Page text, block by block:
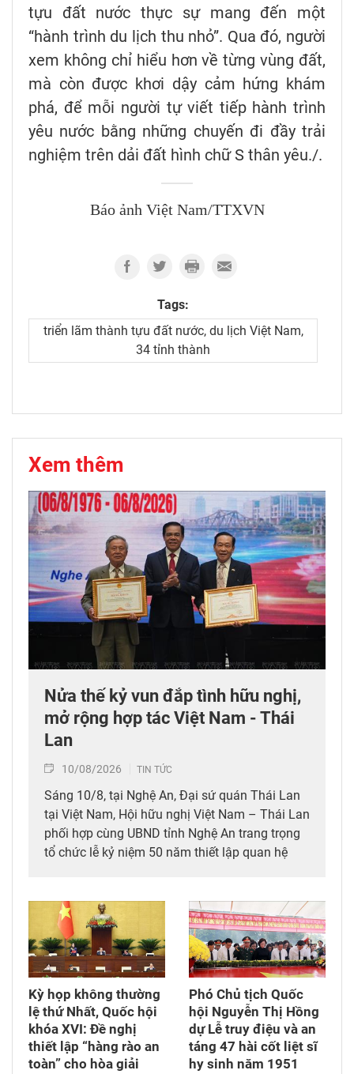
tựu đất nước thực sự mang đến một
“hành trình du lịch thu nhỏ”. Qua đó, người
xem không chỉ hiểu hơn về từng vùng đất,
mà còn được khơi dậy cảm hứng khám
phá, để mỗi người tự viết tiếp hành trình
yêu nước bằng những chuyến đi đầy trải
nghiệm trên dải đất hình chữ S thân yêu./.
Báo ảnh Việt Nam/TTXVN
Tags:
triển lãm thành tựu đất nước, du lịch Việt Nam,
34 tỉnh thành
Xem thêm
Nửa thế kỷ vun đắp tình hữu nghị,
mở rộng hợp tác Việt Nam - Thái
Lan
10/08/2026 TIN TỨC
Sáng 10/8, tại Nghệ An, Đại sứ quán Thái Lan
tại Việt Nam, Hội hữu nghị Việt Nam – Thái Lan
phối hợp cùng UBND tỉnh Nghệ An trang trọng
tổ chức lễ kỷ niệm 50 năm thiết lập quan hệ
mối thân tình giữa hai dân tộc Việt Nam và
Thái Lan.
Kỳ họp không thường
lệ thứ Nhất, Quốc hội
khóa XVI: Đề nghị
thiết lập “hàng rào an
toàn” cho hòa giải
Phó Chủ tịch Quốc
hội Nguyễn Thị Hồng
dự Lễ truy điệu và an
táng 47 hài cốt liệt sĩ
hy sinh năm 1951